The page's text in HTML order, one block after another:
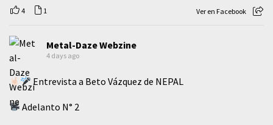
4 1 Ver en Facebook
Metal-Daze Webzine
4 days ago
Entrevista a Beto Vázquez de NEPAL
Adelanto N° 2